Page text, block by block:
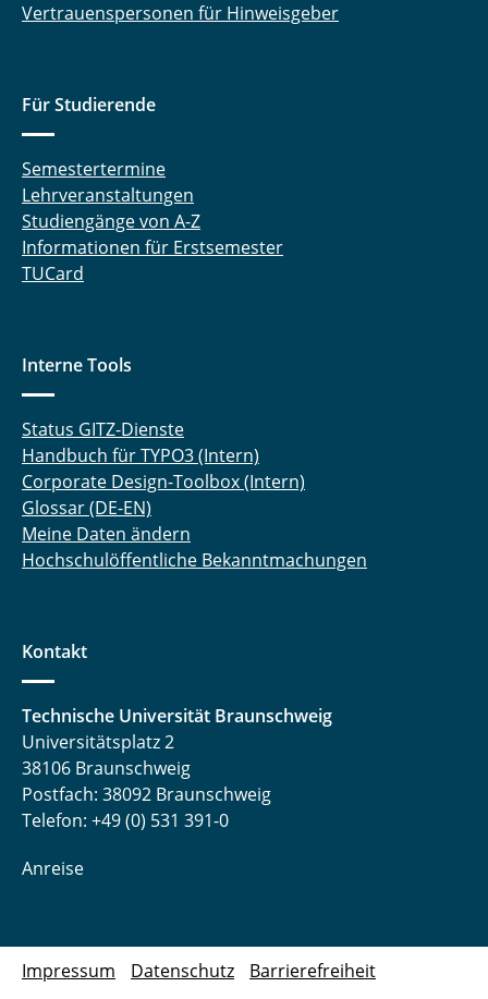
Vertrauenspersonen für Hinweisgeber
Für Studierende
Semestertermine
Lehrveranstaltungen
Studiengänge von A-Z
Informationen für Erstsemester
TUCard
Interne Tools
Status GITZ-Dienste
Handbuch für TYPO3 (Intern)
Corporate Design-Toolbox (Intern)
Glossar (DE-EN)
Meine Daten ändern
Hochschulöffentliche Bekanntmachungen
Kontakt
Technische Universität Braunschweig
Universitätsplatz 2
38106 Braunschweig
Postfach: 38092 Braunschweig
Telefon: +49 (0) 531 391-0
Anreise
Impressum Datenschutz Barrierefreiheit